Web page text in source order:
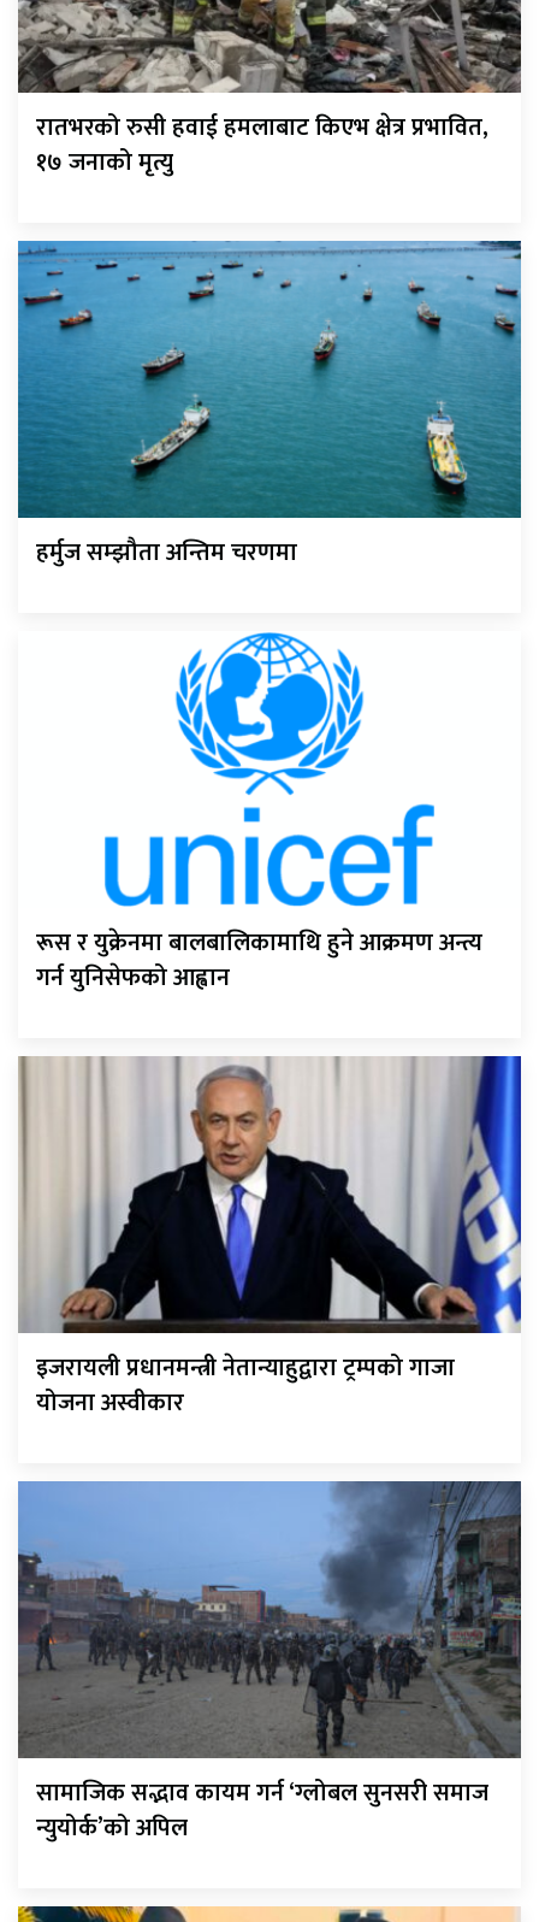
रातभरको रुसी हवाई हमलाबाट किएभ क्षेत्र प्रभावित,
१७ जनाको मृत्यु
हर्मुज सम्झौता अन्तिम चरणमा
रूस र युक्रेनमा बालबालिकामाथि हुने आक्रमण अन्त्य
गर्न युनिसेफको आह्वान
इजरायली प्रधानमन्त्री नेतान्याहुद्वारा ट्रम्पको गाजा
योजना अस्वीकार
सामाजिक सद्भाव कायम गर्न ‘ग्लोबल सुनसरी समाज
न्युयोर्क’को अपिल